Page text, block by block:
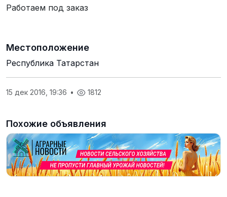
Работаем под заказ
Местоположение
Республика Татарстан
15 дек 2016, 19:36 • 1812
Похожие объявления